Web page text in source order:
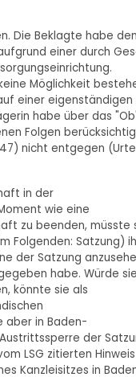
Die Beklagte habe den
einer durch
Möglichkeit
einer eigenständigen
habe über das
Folgen
47) nicht entgegen
in der
wie eine
zu beenden, müsste
Folgenden: Satzung)
der Satzung
habe. Würde sie
könnte sie als
aber in Baden-
der
LSG zitierten
Kanzleisitzes in